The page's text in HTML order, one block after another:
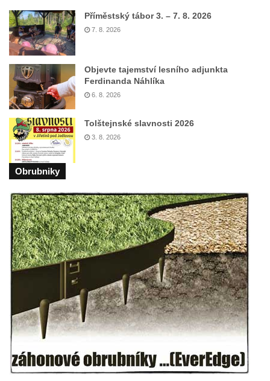
Pánův kříž v Broumovských stěnách
Machovský kříž v Broumovských stěnách
Kříž u domu čp. 113 na Vlčí Hoře
Kříž pod domem čp. 177 na Vlčí Hoře
Centrální kříž hřbitova Vlčí Hora
Kříž u domu čp. 128 na Vlčí Hoře
Kříž u domu čp. 79 v ulici Salmovská ve
Velkém Šenově
Kříž naproti domu čp. 23 v ulici Salmovská
Kříž u kostela svatého Jana Křtitele v
Teplicích
Údajný kříž u silnice č. 15 západně od
Želkovic pod horou Libeš
Kříž u silnice č. 15 západně od Želkovic
Kříž u silnice č. 15 jižně od Šepetel
Kříž západně od domu čp. 85 v ulici Na
Vilouni v Třebívlicích
Lučanech nad Nisou
Příměstský tábor 3. – 7. 8. 2026
7. 8. 2026
Objevte tajemství lesního adjunkta
Ferdinanda Náhlíka
6. 8. 2026
Tolštejnské slavnosti 2026
3. 8. 2026
Obrubniky